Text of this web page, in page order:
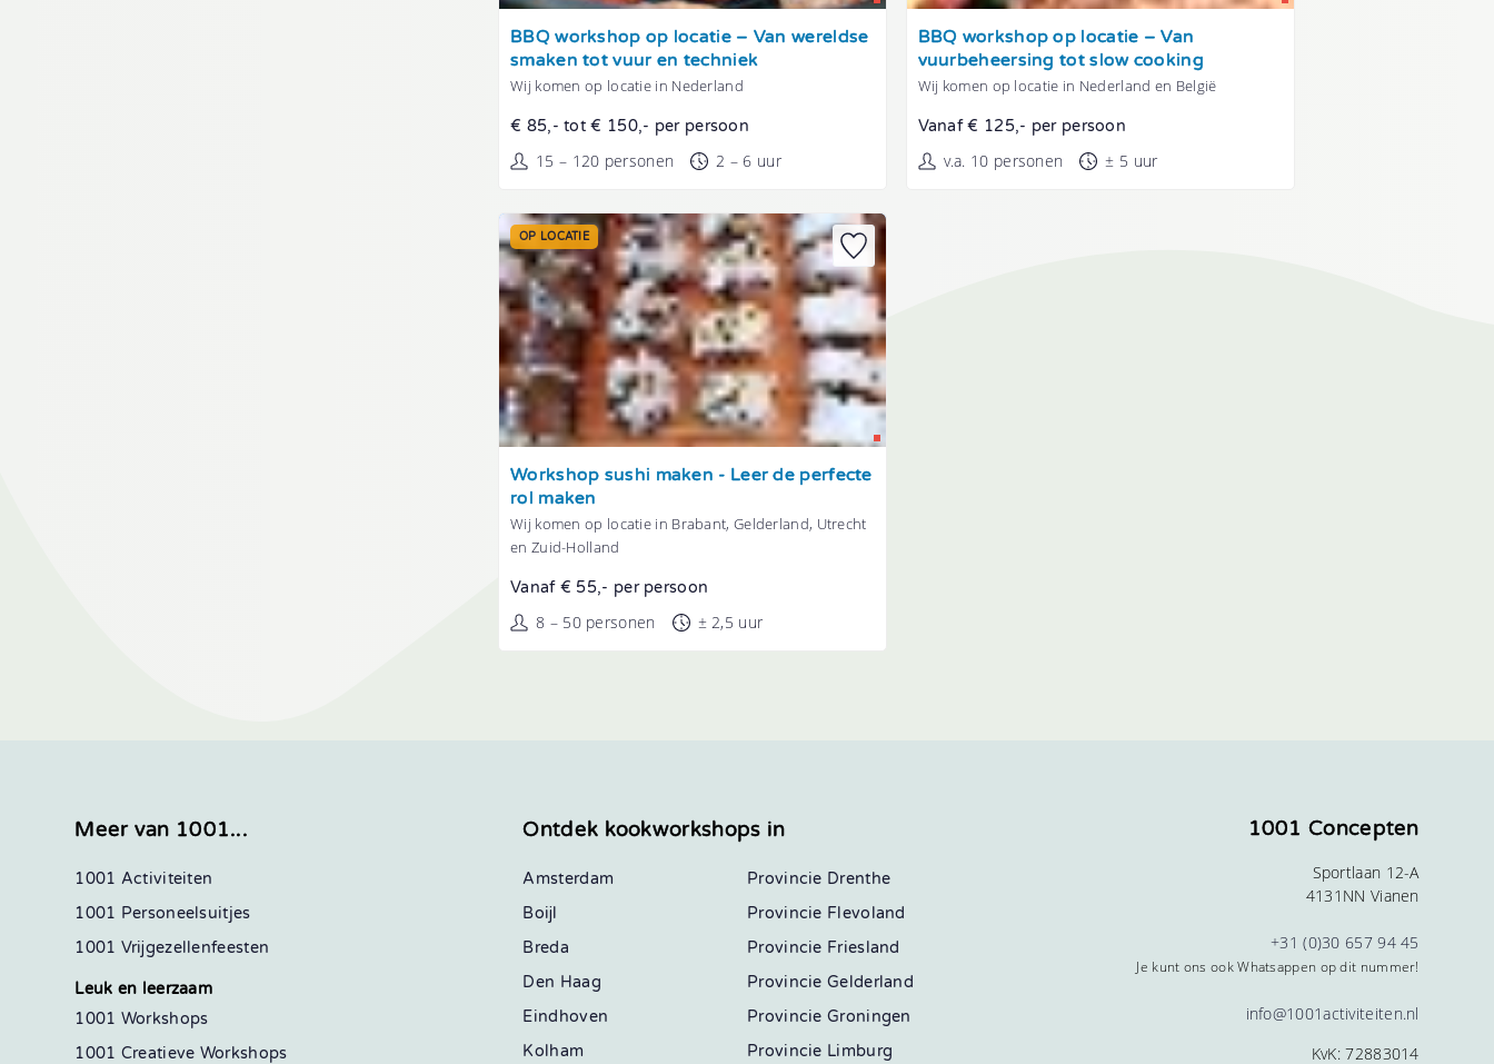
Tonen
BBQ workshop op locatie – Van wereldse
smaken tot vuur en techniek
Wij komen op locatie in Nederland
€ 85,- tot € 150,- per persoon
15 – 120 personen 2 – 6 uur
Tonen
BBQ workshop op locatie – Van
vuurbeheersing tot slow cooking
Wij komen op locatie in Nederland en België
Vanaf € 125,- per persoon
v.a. 10 personen ± 5 uur
Tonen
OP LOCATIE
Workshop sushi maken - Leer de perfecte
rol maken
Wij komen op locatie in Brabant, Gelderland, Utrecht
en Zuid-Holland
Vanaf € 55,- per persoon
8 – 50 personen ± 2,5 uur
Meer van 1001...
1001 Activiteiten
1001 Personeelsuitjes
1001 Vrijgezellenfeesten
Leuk en leerzaam
1001 Workshops
1001 Creatieve Workshops
Ontdek kookworkshops in
Amsterdam
Boijl
Breda
Den Haag
Eindhoven
Kolham
Drenthe
Flevoland
Friesland
Gelderland
Groningen
Limburg
1001 Concepten
Sportlaan 12-A
4131NN Vianen
+31 (0)30 657 94 45
Je kunt ons ook Whatsappen op dit nummer!
info@1001activiteiten.nl
KvK: 72883014